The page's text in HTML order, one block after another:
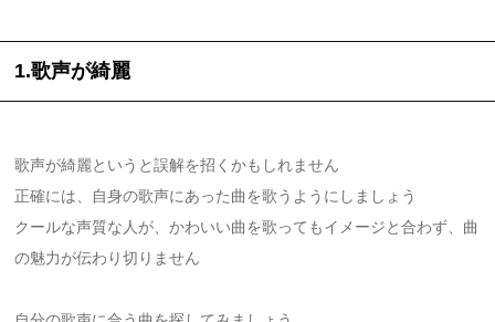
1.歌声が綺麗
歌声が綺麗というと誤解を招くかもしれません
正確には、自身の歌声にあった曲を歌うようにしましょう
クールな声質な人が、かわいい曲を歌ってもイメージと合わず、曲
の魅力が伝わり切りません